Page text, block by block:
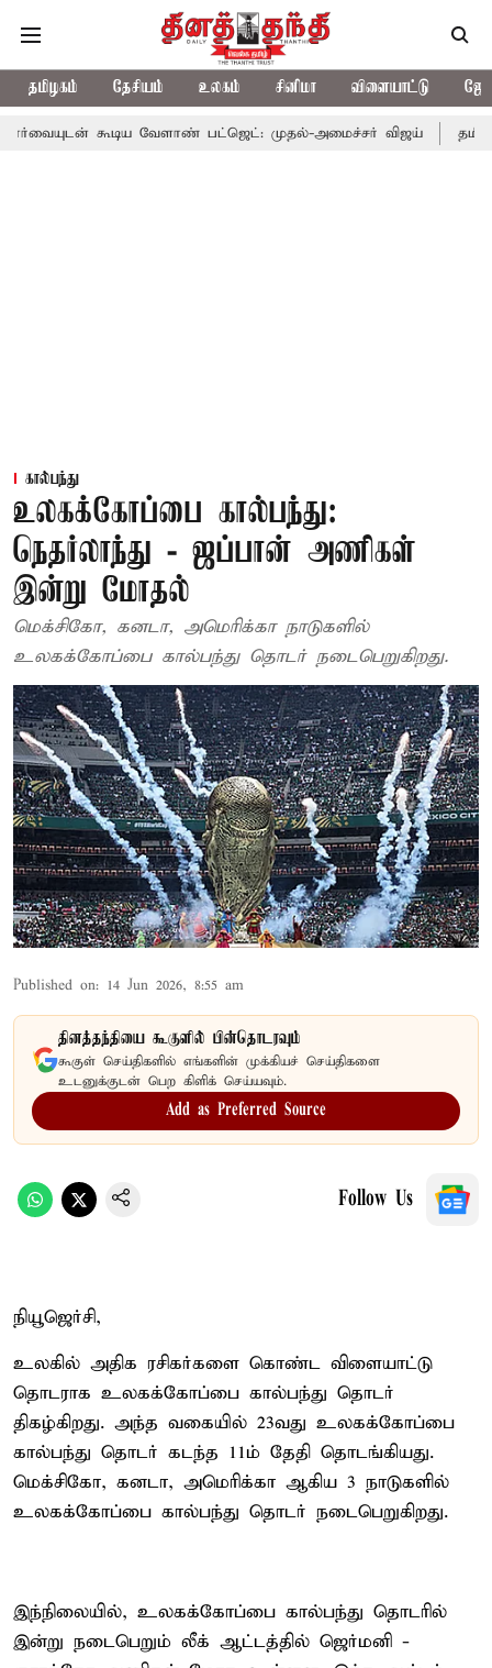
தமிழகம் தேசியம் உலகம் சினிமா விளையாட்டு
வேளாண் பட்ஜெட்: முதல்-அமைச்சர் விஜய் தமிழக
கால்பந்து
உலகக்கோப்பை கால்பந்து:
நெதர்லாந்து - ஜப்பான் அணிகள்
இன்று மோதல்
மெக்சிகோ, கனடா, அமெரிக்கா நாடுகளில்
உலகக்கோப்பை கால்பந்து தொடர் நடைபெறுகிறது.
Published on: 14 Jun 2026, 8:55 am
தினத்தந்தியை கூகுளில் பின்தொடரவும்
கூகுள் செய்திகளில் எங்களின் முக்கியச் செய்திகளை
உடனுக்குடன் பெற கிளிக் செய்யவும்.
Add as Preferred Source
Follow Us
நியூஜெர்சி,
உலகில் அதிக ரசிகர்களை கொண்ட விளையாட்டு
தொடராக உலகக்கோப்பை கால்பந்து தொடர்
திகழ்கிறது. அந்த வகையில் 23வது உலகக்கோப்பை
கால்பந்து தொடர் கடந்த 11ம் தேதி தொடங்கியது.
மெக்சிகோ, கனடா, அமெரிக்கா ஆகிய 3 நாடுகளில்
உலகக்கோப்பை கால்பந்து தொடர் நடைபெறுகிறது.
இந்நிலையில், உலகக்கோப்பை கால்பந்து தொடரில்
இன்று நடைபெறும் லீக் ஆட்டத்தில் ஜெர்மனி -